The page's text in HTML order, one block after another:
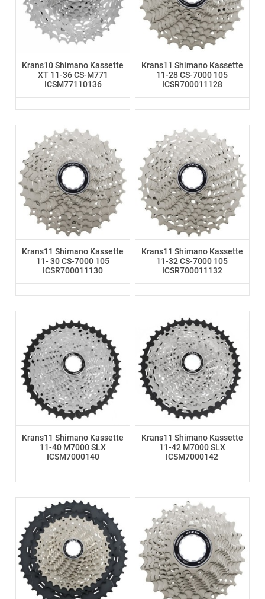
Krans10 Shimano Kassette
XT 11-36 CS-M771
ICSM77110136
Krans11 Shimano Kassette
11-28 CS-7000 105
ICSR700011128
Krans11 Shimano Kassette
11- 30 CS-7000 105
ICSR700011130
Krans11 Shimano Kassette
11-32 CS-7000 105
ICSR700011132
Krans11 Shimano Kassette
11-40 M7000 SLX
ICSM7000140
Krans11 Shimano Kassette
11-42 M7000 SLX
ICSM7000142